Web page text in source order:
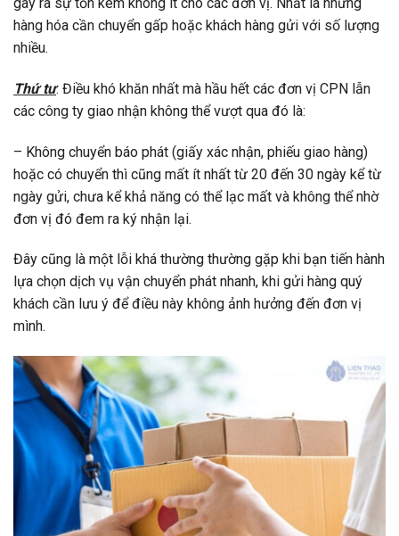
hàng hóa cần chuyển gấp hoặc khách hàng gửi với số lượng
nhiều.
Thứ tư: Điều khó khăn nhất mà hầu hết các đơn vị CPN lẫn
các công ty giao nhận không thể vượt qua đó là:
– Không chuyển báo phát (giấy xác nhận, phiếu giao hàng)
hoặc có chuyển thì cũng mất ít nhất từ 20 đến 30 ngày kể từ
ngày gửi, chưa kể khả năng có thể lạc mất và không thể nhờ
đơn vị đó đem ra ký nhận lại.
Đây cũng là một lỗi khá thường thường gặp khi bạn tiến hành
lựa chọn dịch vụ vận chuyển phát nhanh, khi gửi hàng quý
khách cần lưu ý để điều này không ảnh hưởng đến đơn vị
mình.